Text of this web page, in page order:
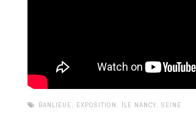
BANLIEUE EXPOSITION ÎLE NANCY SEINE